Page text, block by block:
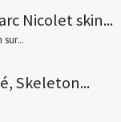
Nicolet skin...
Skeleton...